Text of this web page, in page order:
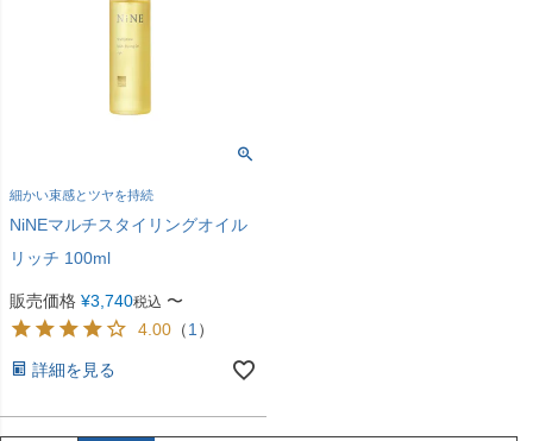
細かい束感とツヤを持続
NiNEマルチスタイリングオイル
リッチ 100ml
販売価格 ¥3,740税込 〜
4.00 （1）
詳細を見る